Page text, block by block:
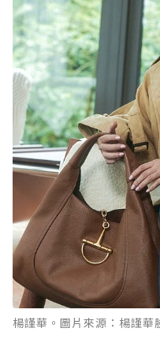
楊謹華。圖片來源：楊謹華